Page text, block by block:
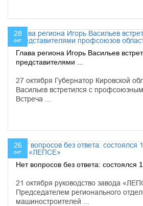
28
окт
Глава региона Игорь Васильев
представителями ...
27 октября Губернатор Кировской
Васильев встретился с профсоюзным
Встреча ...
26
окт
Нет вопросов без ответа: состоялся
21 октября руководство завода
Председателем регионального
машиностроителей ...